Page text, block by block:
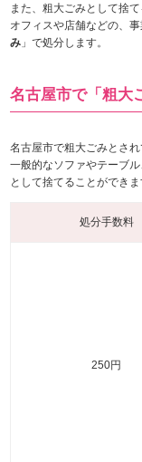
また、粗大ごみとして捨
オフィスや店舗などの、
み 」で処分します。
名古屋市で「粗大
名古屋市で粗大ごみとさ
一般的なソファやテーブ
として捨てることができま
処分手数料
250円